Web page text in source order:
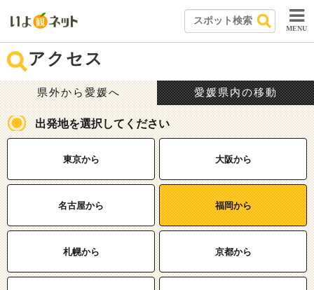
MENU
アクセス
県外から愛媛へ 愛媛県内の移動
出発地を選択してください
東京から 大阪から
名古屋から 福岡から
札幌から 京都から